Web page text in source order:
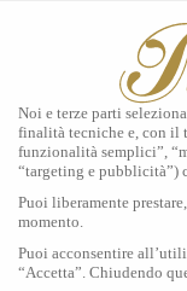
Tudor
Orologi
Secondo Polso
Noi e terze parti
finalità tecniche e, con il
funzionalità semplici”,
“targeting e pubblicità”)
Puoi liberamente
momento.
Puoi acconsentire
“Accetta”. Chiudendo